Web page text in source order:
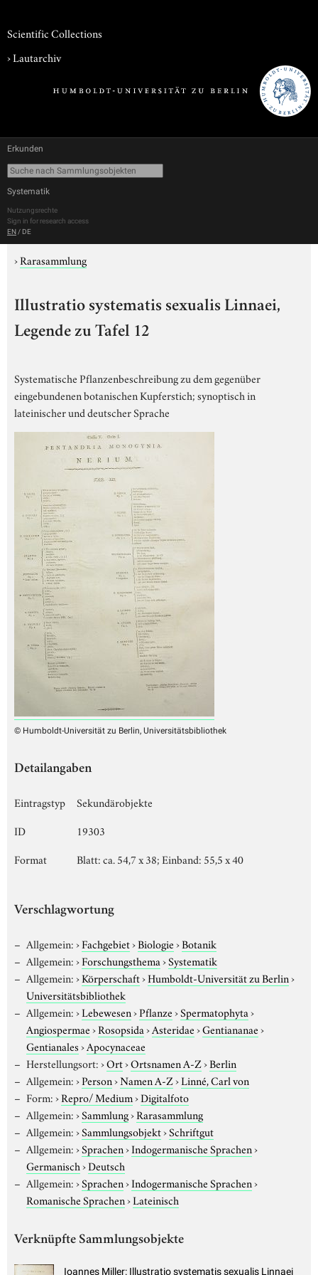
Scientific Collections
›Lautarchiv
Erkunden
Systematik
Nutzungsrechte
Sign in for research access
EN / DE
›Rarasammlung
Illustratio systematis sexualis Linnaei,
Legende zu Tafel 12
Systematische Pflanzenbeschreibung zu dem gegenüber
eingebundenen botanischen Kupferstich; synoptisch in
lateinischer und deutscher Sprache
© Humboldt-Universität zu Berlin, Universitätsbibliothek
Detailangaben
Eintragstyp
Sekundärobjekte
ID
19303
Format
Blatt: ca. 54,7 x 38; Einband: 55,5 x 40
Verschlagwortung
Allgemein:›Fachgebiet›Biologie›Botanik
Allgemein:›Forschungsthema›Systematik
Allgemein:›Körperschaft›Humboldt-Universität zu Berlin›
Universitätsbibliothek
Allgemein:›Lebewesen›Pflanze›Spermatophyta›
Angiospermae›Rosopsida›Asteridae›Gentiananae›
Gentianales›Apocynaceae
Herstellungsort:›Ort›Ortsnamen A-Z›Berlin
Allgemein:›Person›Namen A-Z›Linné, Carl von
Form:›Repro/ Medium›Digitalfoto
Allgemein:›Sammlung›Rarasammlung
Allgemein:›Sammlungsobjekt›Schriftgut
Allgemein:›Sprachen›Indogermanische Sprachen›
Germanisch›Deutsch
Allgemein:›Sprachen›Indogermanische Sprachen›
Romanische Sprachen›Lateinisch
Verknüpfte Sammlungsobjekte
Ioannes Miller: Illustratio systematis sexualis Linnaei